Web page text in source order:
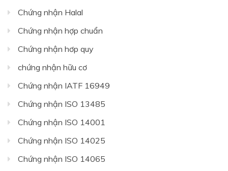
Chứng nhận Halal
Chứng nhận hợp chuẩn
Chứng nhận hơp quy
chứng nhận hữu cơ
Chứng nhận IATF 16949
Chứng nhận ISO 13485
Chứng nhận ISO 14001
Chứng nhận ISO 14025
Chứng nhận ISO 14065